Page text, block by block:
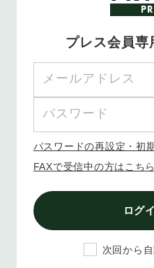
プレス会員専
パスワードの再設定・初
FAXで受信中の方はこちら
ログ
次回から